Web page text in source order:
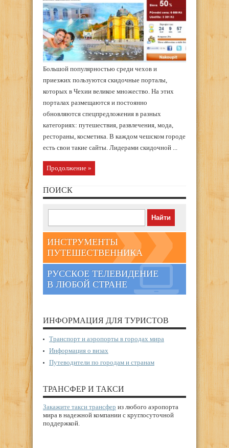
Большой популярностью среди чехов и
приезжих пользуются скидочные порталы,
которых в Чехии великое множество. На этих
порталах размещаются и постоянно
обновляются спецпредложения в разных
категориях: путешествия, развлечения, мода,
рестораны, косметика. В каждом чешском городе
есть свои такие сайты. Лидерами скидочной ...
Продолжение »
ПОИСК
ИНСТРУМЕНТЫ
ПУТЕШЕСТВЕННИКА
РУССКОЕ ТЕЛЕВИДЕНИЕ
В ЛЮБОЙ СТРАНЕ
ИНФОРМАЦИЯ ДЛЯ ТУРИСТОВ
Транспорт и аэропорты в городах мира
Информация о визах
Путеводители по городам и странам
ТРАНСФЕР И ТАКСИ
Закажите такси трансфер из любого аэропорта
мира в надежной компании с круглосуточной
поддержкой.